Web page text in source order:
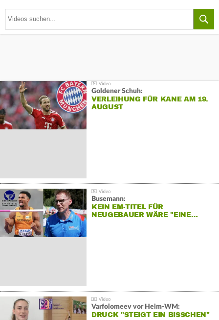
Goldener Schuh:
VERLEIHUNG FÜR KANE AM 19.
AUGUST
Busemann:
KEIN EM-TITEL FÜR
NEUGEBAUER WÄRE "EINE…
Varfolomeev vor Heim-WM:
DRUCK "STEIGT EIN BISSCHEN"